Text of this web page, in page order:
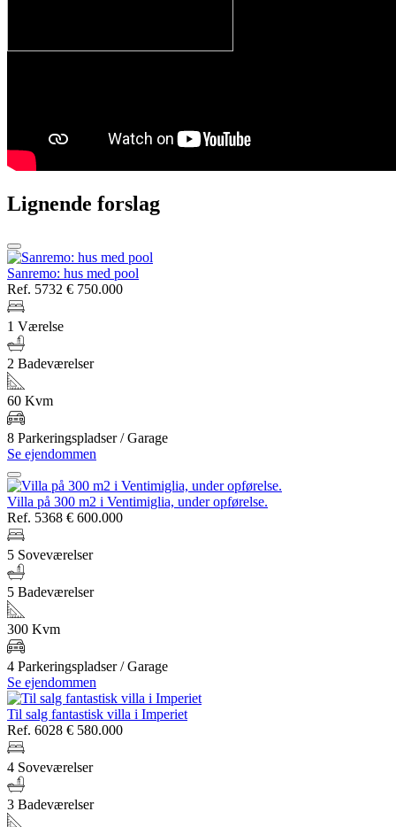
Lignende forslag
Sanremo: hus med pool
Ref. 5732 € 750.000
1 Værelse
2 Badeværelser
60 Kvm
8 Parkeringspladser / Garage
Se ejendommen
Villa på 300 m2 i Ventimiglia, under opførelse.
Ref. 5368 € 600.000
5 Soveværelser
5 Badeværelser
300 Kvm
4 Parkeringspladser / Garage
Se ejendommen
Til salg fantastisk villa i Imperiet
Ref. 6028 € 580.000
4 Soveværelser
3 Badeværelser